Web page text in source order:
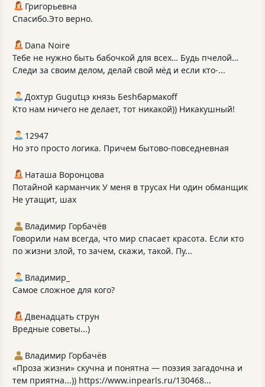
Григорьевна
Спасибо.Это верно.
Dana Noire
Тебе не нужно быть бабочкой для всех… Будь пчелой…
Следи за своим делом, делай свой мёд и если кто-...
Дохтур Gugutцэ князь Беshбармакоff
Кто нам ничего не делает, тот никакой)) Никакушный!
12947
Но это просто логика. Причем бытово-повседневная
Наташа Воронцова
Потайной карманчик У меня в трусах Ни один обманщик
Не утащит, шах
Владимир Горбачёв
Говорили нам всегда, что мир спасает красота. Если кто
по жизни злой, то зачем, скажи, такой. Пу...
Владимир_
Самое сложное для кого?
Двенадцать струн
Вредные советы...)
Владимир Горбачёв
«Проза жизни» скучна и понятна — поэзия загадочна и
тем приятна...)) https://www.inpearls.ru/130468...